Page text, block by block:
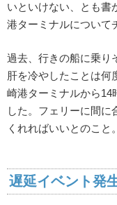
いといけない、とも書
港ターミナルについて
過去、行きの船に乗り
肝を冷やしたことは何
崎港ターミナルから14
した。フェリーに間に
くれればいいとのこと。
遅延イベント発